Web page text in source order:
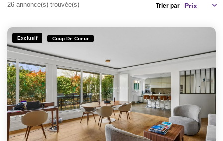
26 annonce(s) trouvée(s) Trier par
Exclusif Coup De Coeur